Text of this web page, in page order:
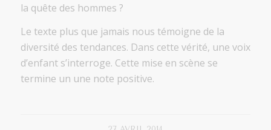
la quête des hommes ?
Le texte plus que jamais nous témoigne de la
diversité des tendances. Dans cette vérité, une voix
d’enfant s’interroge. Cette mise en scène se
termine un une note positive.